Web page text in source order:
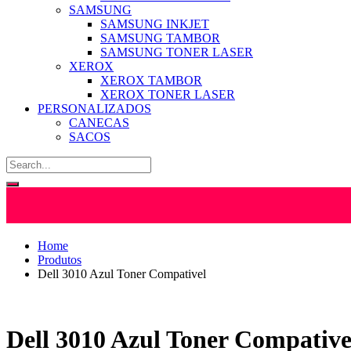
SAMSUNG
SAMSUNG INKJET
SAMSUNG TAMBOR
SAMSUNG TONER LASER
XEROX
XEROX TAMBOR
XEROX TONER LASER
PERSONALIZADOS
CANECAS
SACOS
Home
Produtos
Dell 3010 Azul Toner Compativel
Dell 3010 Azul Toner